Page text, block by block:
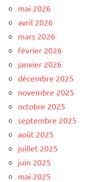
mai 2026
avril 2026
mars 2026
février 2026
janvier 2026
décembre 2025
novembre 2025
octobre 2025
septembre 2025
août 2025
juillet 2025
juin 2025
mai 2025